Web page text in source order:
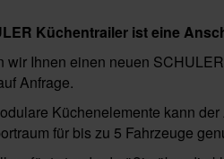
Küchentrailer ist eine
wir Ihnen einen neuen
Anfrage.
Küchenelemente kann
für bis zu 5 Fahrzeuge